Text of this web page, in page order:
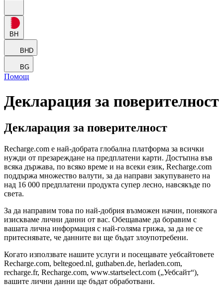
BH
BHD
BG
Помощ
Декларация за поверителност
Декларация за поверителност
Recharge.com е най-добрата глобална платформа за всички
нужди от презареждане на предплатени карти. Достъпна във
всяка държава, по всяко време и на всеки език, Recharge.com
поддържа множество валути, за да направи закупуването на
над 16 000 предплатени продукта супер лесно, навсякъде по
света.
За да направим това по най-добрия възможен начин, понякога
изискваме лични данни от вас. Обещаваме да боравим с
вашата лична информация с най-голяма грижа, за да не се
притеснявате, че данните ви ще бъдат злоупотребени.
Когато използвате нашите услуги и посещавате уебсайтовете
Recharge.com, beltegoed.nl, guthaben.de, herladen.com,
recharge.fr, Recharge.com, www.startselect.com („Уебсайт“),
вашите лични данни ще бъдат обработвани.